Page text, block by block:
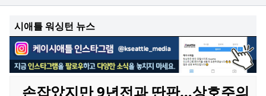
시애틀 워싱턴 뉴스
손잡았지만 9년전과 딴판…상호주의